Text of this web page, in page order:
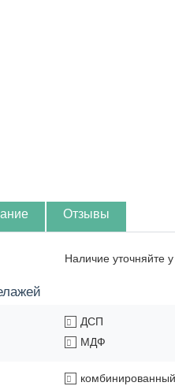
Отзывы
Наличие уточняйте
ДСП
МДФ
комбинированный